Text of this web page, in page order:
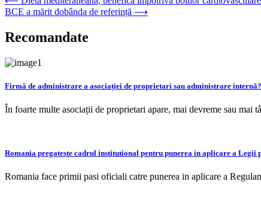
în
articole
BCE a mărit dobânda de referință ⟶
Recomandate
Firmă de administrare a asociației de proprietari sau administrare
În foarte multe asociații de proprietari apare, mai devreme sau
Romania pregateste cadrul institutional pentru punerea in aplicare a
Romania face primii pasi oficiali catre punerea in aplicare a